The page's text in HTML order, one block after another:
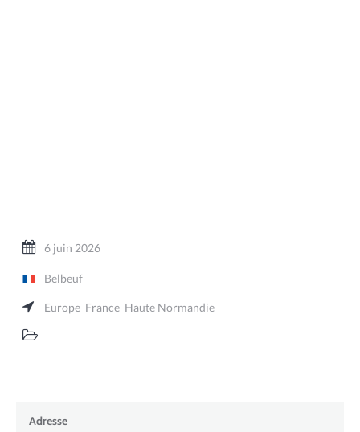
6 juin 2026
Belbeuf
Europe France Haute Normandie
Adresse